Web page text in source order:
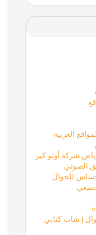
العربية
شركة أوتو كير
الصوتي
للجوال
| شات كتابي